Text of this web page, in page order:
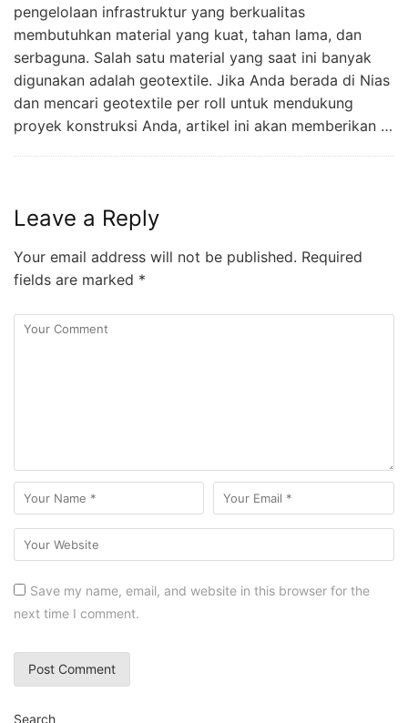
pengelolaan infrastruktur yang berkualitas
membutuhkan material yang kuat, tahan lama, dan
serbaguna. Salah satu material yang saat ini banyak
digunakan adalah geotextile. Jika Anda berada di Nias
dan mencari geotextile per roll untuk mendukung
proyek konstruksi Anda, artikel ini akan memberikan …
Leave a Reply
Your email address will not be published. Required
fields are marked *
Save my name, email, and website in this browser for the
next time I comment.
Search